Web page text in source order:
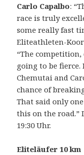
Carlo Capalbo:
race is truly
some really fast
Eliteathleten-
“The
going to be fierce.
Chemutai and
chance of
That said only
this on the road.”
19:30 Uhr.
Eliteläufer 10 km